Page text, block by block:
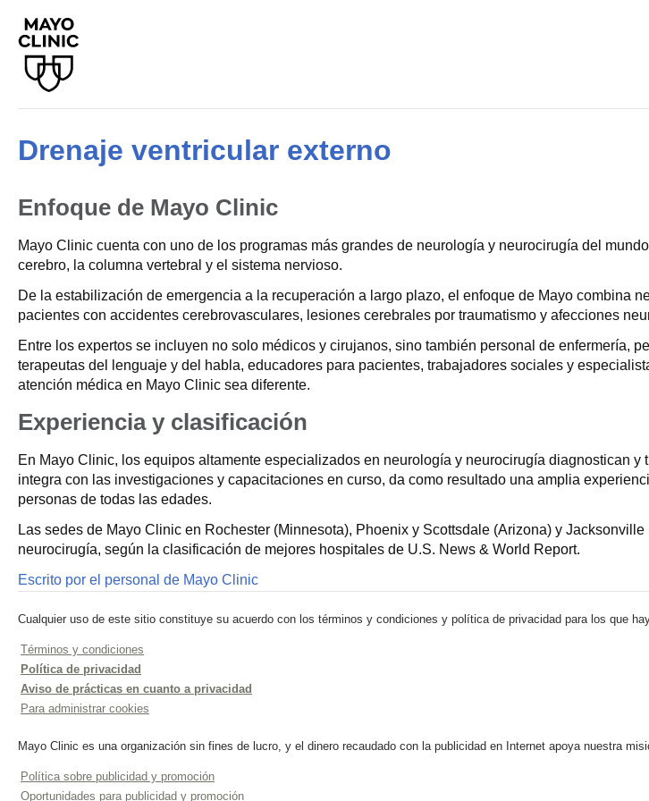
Drenaje ventricular externo
Enfoque de Mayo Clinic
Mayo Clinic cuenta con uno de los programas más grandes de neurología y neurocirugía del
cerebro, la columna vertebral y el sistema nervioso.
De la estabilización de emergencia a la recuperación a largo plazo, el enfoque de Mayo combina
pacientes con accidentes cerebrovasculares, lesiones cerebrales por traumatismo y afecciones
Entre los expertos se incluyen no solo médicos y cirujanos, sino también personal de enfermería,
terapeutas del lenguaje y del habla, educadores para pacientes, trabajadores sociales y
atención médica en Mayo Clinic sea diferente.
Experiencia y clasificación
En Mayo Clinic, los equipos altamente especializados en neurología y neurocirugía diagnostican
integra con las investigaciones y capacitaciones en curso, da como resultado una amplia
personas de todas las edades.
Las sedes de Mayo Clinic en Rochester (Minnesota), Phoenix y Scottsdale (Arizona) y
neurocirugía, según la clasificación de mejores hospitales de U.S. News & World Report.
Escrito por el personal de Mayo Clinic
Cualquier uso de este sitio constituye su acuerdo con los términos y condiciones y política de privacidad para los que
Términos y condiciones
Política de privacidad
Aviso de prácticas en cuanto a privacidad
Para administrar cookies
Mayo Clinic es una organización sin fines de lucro, y el dinero recaudado con la publicidad en Internet apoya nuestra
Política sobre publicidad y promoción
Oportunidades para publicidad y promoción